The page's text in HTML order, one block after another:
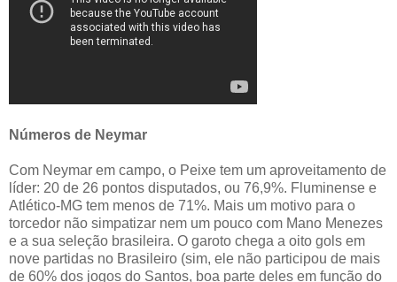
Números de Neymar
Com Neymar em campo, o Peixe tem um aproveitamento de
líder: 20 de 26 pontos disputados, ou 76,9%. Fluminense e
Atlético-MG tem menos de 71%. Mais um motivo para o
torcedor não simpatizar nem um pouco com Mano Menezes
e a sua seleção brasileira. O garoto chega a oito gols em
nove partidas no Brasileiro (sim, ele não participou de mais
de 60% dos jogos do Santos, boa parte deles em função do